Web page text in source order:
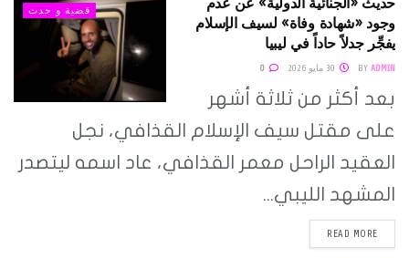
قضية و حدث
وجود «شهادة وفاة» لسيف الإسلام
يفجِّر جدلاً حاداً في ليبيا
BYADMIN
بعد أكثر من ثلاثة أشهر
على مقتل سيف الإسلام القذافي، نجل
العقيد الراحل معمر القذافي، عاد اسمه ليتصدر
المشهد الليبي...
READ MORE